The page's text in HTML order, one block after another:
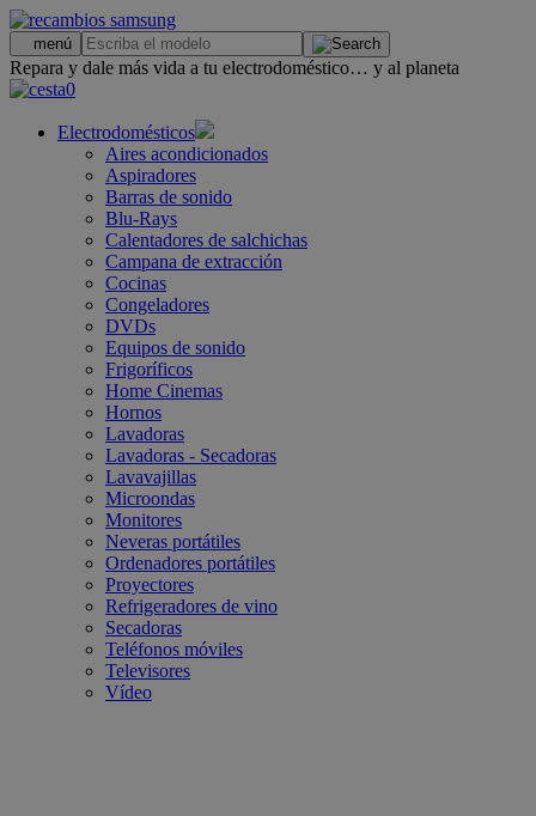
menú
Repara y dale más vida a tu electrodoméstico… y al planeta
0
Electrodomésticos
Aires acondicionados
Aspiradores
Barras de sonido
Blu-Rays
Calentadores de salchichas
Campana de extracción
Cocinas
Congeladores
DVDs
Equipos de sonido
Frigoríficos
Home Cinemas
Hornos
Lavadoras
Lavadoras - Secadoras
Lavavajillas
Microondas
Monitores
Neveras portátiles
Ordenadores portátiles
Proyectores
Refrigeradores de vino
Secadoras
Teléfonos móviles
Televisores
Vídeo